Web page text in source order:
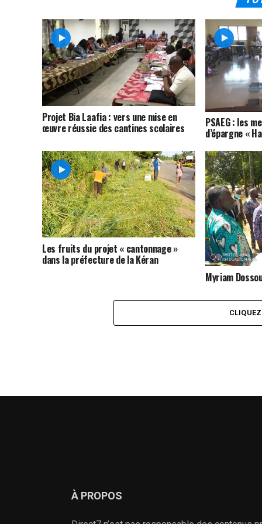
Projet Bia Laafia : vers une mise en
œuvre réussie des cantines scolaires PSAEG : les
d’épargne «
Les fruits du projet « cantonnage »
dans la préfecture de la Kéran
Myriam
Kozah
À PROPOS